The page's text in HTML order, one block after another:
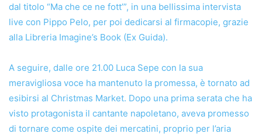
dal titolo “Ma che ce ne fott’”, in una bellissima intervista
live con Pippo Pelo, per poi dedicarsi al firmacopie, grazie
alla Libreria Imagine’s Book (Ex Guida).
A seguire, dalle ore 21.00 Luca Sepe con la sua
meravigliosa voce ha mantenuto la promessa, è tornato ad
esibirsi al Christmas Market. Dopo una prima serata che ha
visto protagonista il cantante napoletano, aveva promesso
di tornare come ospite dei mercatini, proprio per l’aria